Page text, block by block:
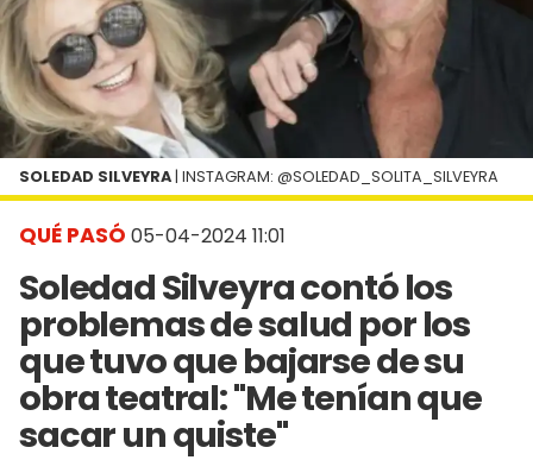
QUÉ PASÓ 05-04-2024 11:01
Soledad Silveyra contó los
problemas de salud por los
que tuvo que bajarse de su
obra teatral: "Me tenían que
sacar un quiste"
SOLEDAD SILVEYRA | INSTAGRAM: @SOLEDAD_SOLITA_SILVEYRA